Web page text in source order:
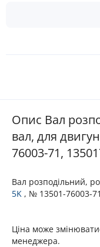
Опис Вал
вал, для
76003-71,
Вал розподільний,
5K , № 13501-76003-
Ціна може
менеджера.